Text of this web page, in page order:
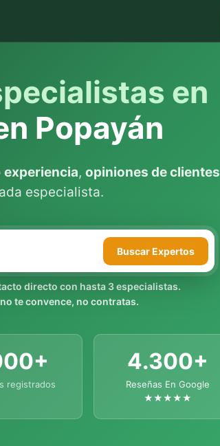
en
Popayán
experiencia, opiniones de clientes
especialista.
BuscarExpertos
directo con hasta 3 especialistas.
te convence, no contratas.
registrados
4.300+
Reseñas En Google
★★★★★